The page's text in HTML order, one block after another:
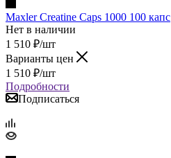
Maxler Creatine Caps 1000 100 капс
Нет в наличии
1 510 ₽/шт
Варианты цен
1 510 ₽/шт
Подробности
Подписаться